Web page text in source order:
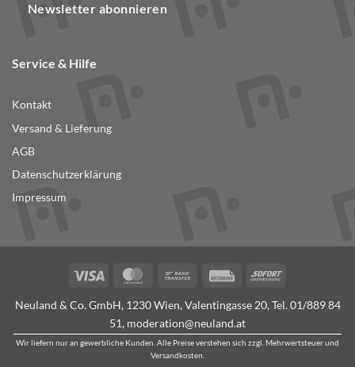
Newsletter abonnieren
Service & Hilfe
Kontakt
Versand & Lieferung
AGB
Datenschutzerklärung
Impressum
Visa MasterCardBank
RechungSofort
Neuland & Co. GmbH, 1230 Wien, Valentingasse 20, Tel. 01/889 84
51, moderation@neuland.at
Wir liefern nur an gewerbliche Kunden. Alle Preise verstehen sich zzgl. Mehrwertsteuer und
Versandkosten.